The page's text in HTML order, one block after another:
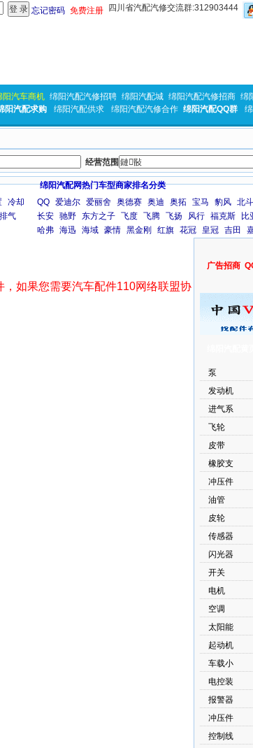
忘记密码 免费注册 四川省汽配汽修交流群:312903444
阳汽车商机 绵阳汽配汽修招聘 绵阳汽配城 绵阳汽配汽修招商 绵
阳汽配求购
绵阳汽配供求 绵阳汽配汽修合作 绵阳汽配QQ群
经营范围
冷却
排气
绵阳汽配网热门车型商家排名分类
QQ 爱迪尔 爱丽舍 奥德赛 奥迪 奥拓 宝马 豹风 北
长安 驰野 东方之子 飞度 飞腾 飞扬 风行 福克斯 比
哈弗 海迅 海域 豪情 黑金刚 红旗 花冠 皇冠 吉田
如果您需要汽车配件110网络联盟协
广告招商
泵
发动机
进气系
飞轮
皮带
橡胶支
冲压件
油管
皮轮
传感器
闪光器
开关
电机
空调
太阳能
起动机
车载小
电控装
报警器
冲压件
控制线